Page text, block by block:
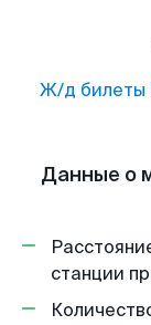
Ж/д билеты
Данные о
станции